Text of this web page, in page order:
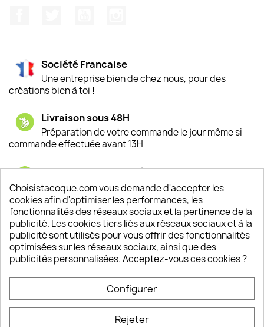
Société Francaise
Une entreprise bien de chez nous, pour des
créations bien à toi !
Livraison sous 48H
Préparation de votre commande le jour même si
commande effectuée avant 13H
Satisfaction de nos clients
Depuis 2009, entre 92% et 94% de nos clients
sont satisfaits de nos produits
Un SAV à votre écoute
Notre SAV est disponible 6/7J de 10h à 18H
Choisistacoque.com vous demande d'accepter les
cookies afin d'optimiser les performances, les
fonctionnalités des réseaux sociaux et la pertinence de la
publicité. Les cookies tiers liés aux réseaux sociaux et à la
publicité sont utilisés pour vous offrir des fonctionnalités
optimisées sur les réseaux sociaux, ainsi que des
publicités personnalisées. Acceptez-vous ces cookies ?
Configurer
Rejeter